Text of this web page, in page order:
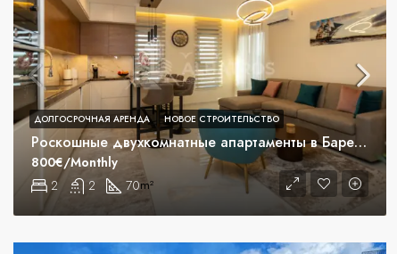
Роскошные двухкомнатные апартаменты в Баре, Челуга
2 2 70m²
800€/Monthly
ДОЛГОСРОЧНАЯ АРЕНДА НОВОЕ СТРОИТЕЛЬСТВО